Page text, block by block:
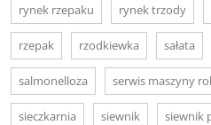
rynek rzepaku rynek trzody
rzepak rzodkiewka sałata
salmonelloza serwis maszyny
sieczkarnia siewnik siewnik